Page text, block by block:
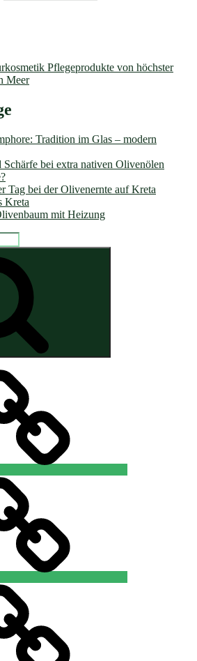
Pflegeprodukte von höchster
Meer
Tradition im Glas – modern
bei extra nativen Olivenölen
Tag bei der Olivenernte auf Kreta
Kreta
mit Heizung